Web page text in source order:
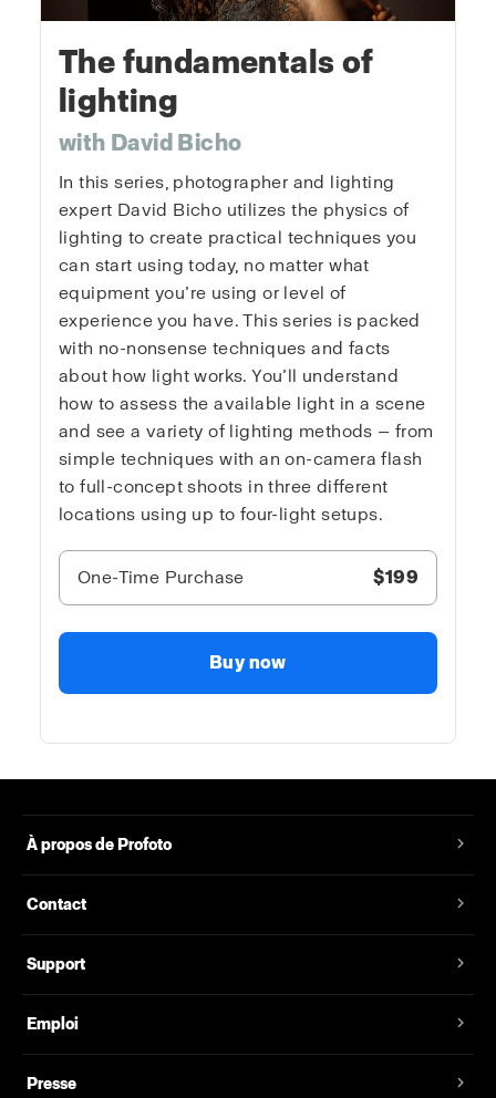
The fundamentals of
lighting
with David Bicho
In this series, photographer and lighting
expert David Bicho utilizes the physics of
lighting to create practical techniques you
can start using today, no matter what
equipment you’re using or level of
experience you have. This series is packed
with no-nonsense techniques and facts
about how light works. You’ll understand
how to assess the available light in a scene
and see a variety of lighting methods — from
simple techniques with an on-camera flash
to full-concept shoots in three different
locations using up to four-light setups.
One-Time Purchase $199
Buy now
À propos de Profoto
Contact
Support
Emploi
Presse